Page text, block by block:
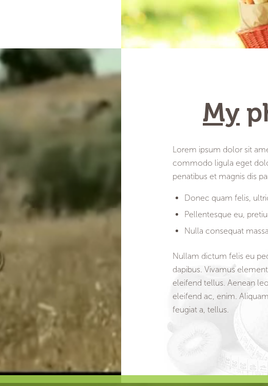
My
Lorem ipsum dolor sit
commodo ligula eget
penatibus et magnis dis
Donec quam felis,
Pellentesque eu,
Nulla consequat
Nullam dictum felis eu
dapibus. Vivamus
eleifend tellus. Aenean
eleifend ac, enim.
feugiat a, tellus.